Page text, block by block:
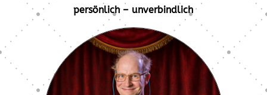
persönlich – unverbindlich